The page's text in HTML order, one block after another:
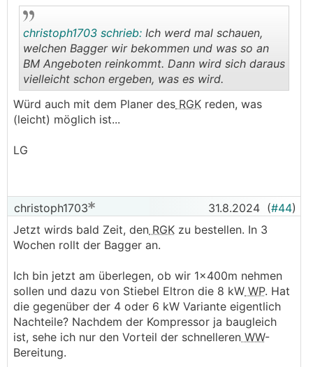
..
christoph1703 schrieb: Ich werd mal schauen,
welchen Bagger wir bekommen und was so an
BM Angeboten reinkommt. Dann wird sich daraus
vielleicht schon ergeben, was es wird.
Würd auch mit dem Planer des RGK reden, was
(leicht) möglich ist...
LG
christoph1703 31.8.2024 (#44)
Jetzt wirds bald Zeit, den RGK zu bestellen. In 3
Wochen rollt der Bagger an.
Ich bin jetzt am überlegen, ob wir 1x400m nehmen
sollen und dazu von Stiebel Eltron die 8 kW WP. Hat
die gegenüber der 4 oder 6 kW Variante eigentlich
Nachteile? Nachdem der Kompressor ja baugleich
ist, sehe ich nur den Vorteil der schnelleren WW-
Bereitung.